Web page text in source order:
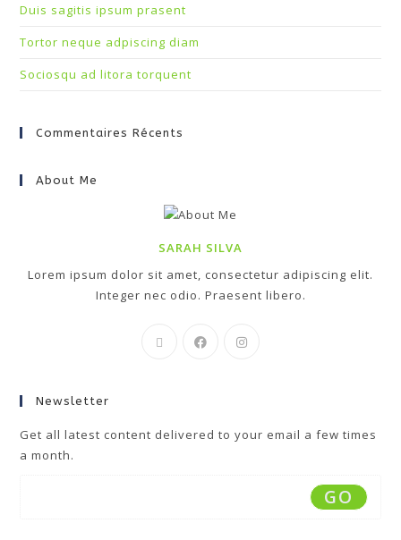
Duis sagitis ipsum prasent
Tortor neque adpiscing diam
Sociosqu ad litora torquent
Commentaires Récents
About Me
SARAH SILVA
Lorem ipsum dolor sit amet, consectetur adipiscing elit.
Integer nec odio. Praesent libero.
Newsletter
Get all latest content delivered to your email a few times
a month.
GO